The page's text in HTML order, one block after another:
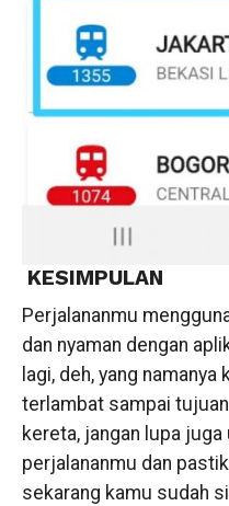
KESIMPULAN
Perjalananmu
dan nyaman dengan
lagi, deh, yang
terlambat sampai
kereta, jangan lupa
perjalananmu dan
sekarang kamu sudah